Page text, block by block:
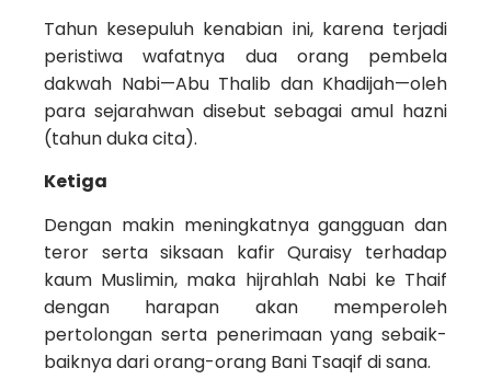
Tahun kesepuluh kenabian ini, karena terjadi
peristiwa wafatnya dua orang pembela
dakwah Nabi—Abu Thalib dan Khadijah—oleh
para sejarahwan disebut sebagai amul hazni
(tahun duka cita).
Ketiga
Dengan makin meningkatnya gangguan dan
teror serta siksaan kafir Quraisy terhadap
kaum Muslimin, maka hijrahlah Nabi ke Thaif
dengan harapan akan memperoleh
pertolongan serta peneri­maan yang sebaik-
baiknya dari orang-orang Bani Tsaqif di sana.